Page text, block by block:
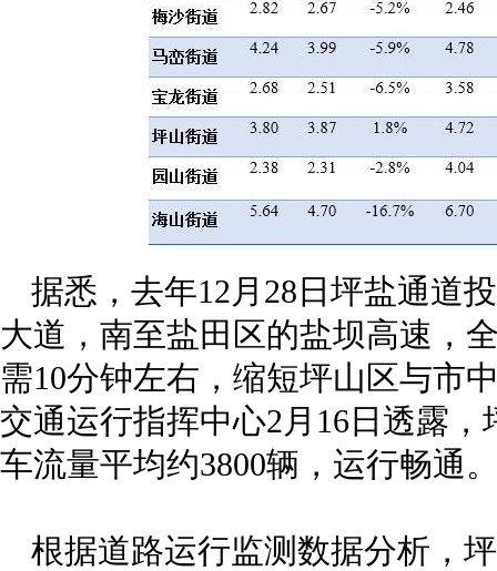
据悉，去年12月28日坪盐通道
大道，南至盐田区的盐坝高速，
需10分钟左右，缩短坪山区与市
交通运行指挥中心2月16日透露
车流量平均约3800辆，运行畅通
根据道路运行监测数据分析，